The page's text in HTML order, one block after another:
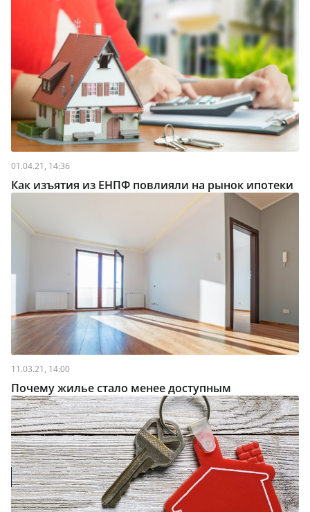
01.04.21, 14:36
Как изъятия из ЕНПФ повлияли на рынок ипотеки
11.03.21, 14:00
Почему жилье стало менее доступным